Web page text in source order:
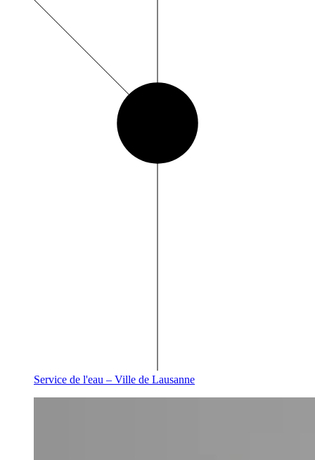
Service de l'eau – Ville de Lausanne